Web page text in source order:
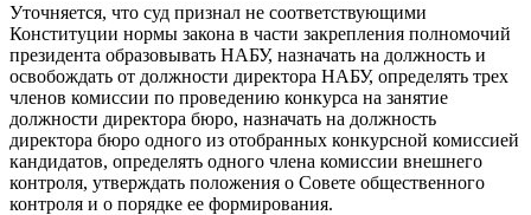
Уточняется, что суд признал не соответствующими
Конституции нормы закона в части закрепления полномочий
президента образовывать НАБУ, назначать на должность и
освобождать от должности директора НАБУ, определять трех
членов комиссии по проведению конкурса на занятие
должности директора бюро, назначать на должность
директора бюро одного из отобранных конкурсной комиссией
кандидатов, определять одного члена комиссии внешнего
контроля, утверждать положения о Совете общественного
контроля и о порядке ее формирования.